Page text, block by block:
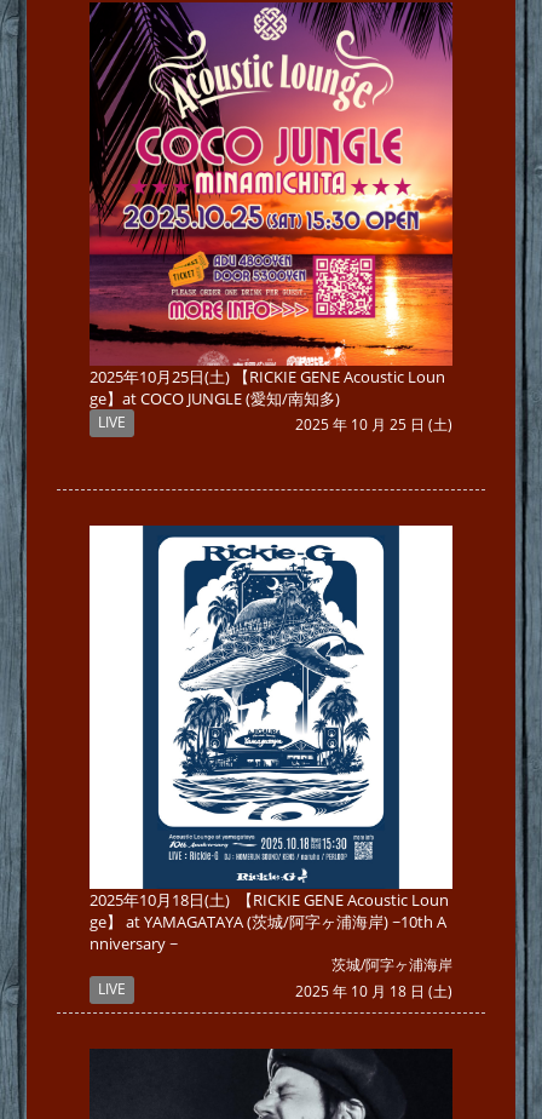
2025年10月25日(土) 【RICKIE GENE Acoustic Loun
ge】at COCO JUNGLE (愛知/南知多)
LIVE 2025 年 10 月 25 日 (土)
2025年10月18日(土) 【RICKIE GENE Acoustic Loun
ge】 at YAMAGATAYA (茨城/阿字ヶ浦海岸) ~10th A
nniversary ~
茨城/阿字ヶ浦海岸
LIVE 2025 年 10 月 18 日 (土)